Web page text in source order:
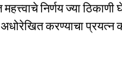
निर्णय ज्या
करण्याचा